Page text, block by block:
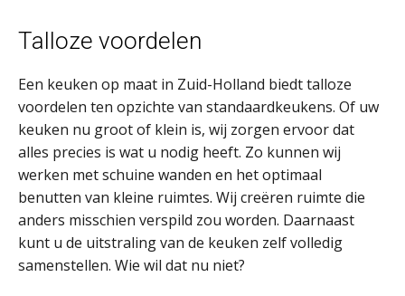
Talloze voordelen
Een keuken op maat in Zuid-Holland biedt talloze
voordelen ten opzichte van standaardkeukens. Of uw
keuken nu groot of klein is, wij zorgen ervoor dat
alles precies is wat u nodig heeft. Zo kunnen wij
werken met schuine wanden en het optimaal
benutten van kleine ruimtes. Wij creëren ruimte die
anders misschien verspild zou worden. Daarnaast
kunt u de uitstraling van de keuken zelf volledig
samenstellen. Wie wil dat nu niet?